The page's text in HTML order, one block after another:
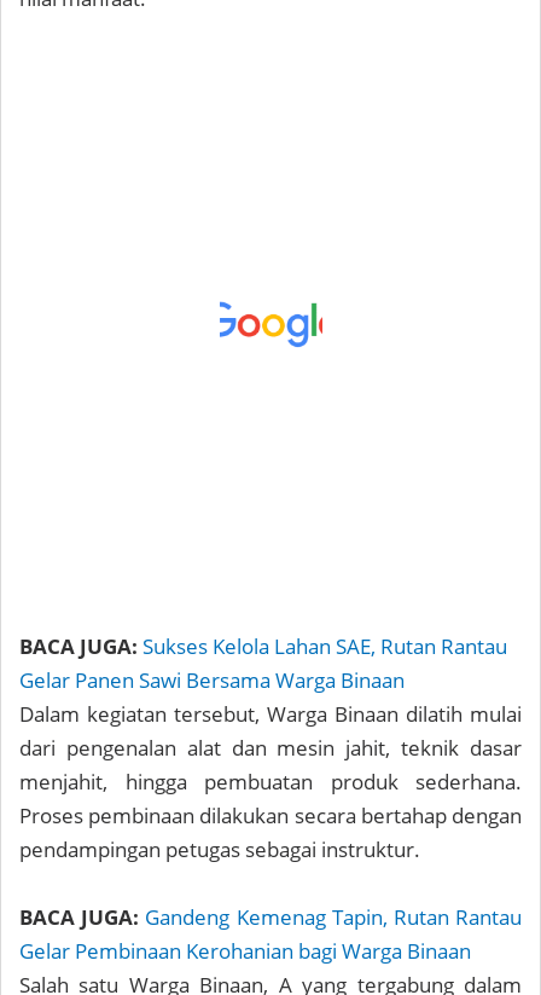
BACA JUGA: Sukses Kelola Lahan SAE, Rutan Rantau
Gelar Panen Sawi Bersama Warga Binaan
Dalam kegiatan tersebut, Warga Binaan dilatih mulai
dari pengenalan alat dan mesin jahit, teknik dasar
menjahit, hingga pembuatan produk sederhana.
Proses pembinaan dilakukan secara bertahap dengan
pendampingan petugas sebagai instruktur.
BACA JUGA: Gandeng Kemenag Tapin, Rutan Rantau
Gelar Pembinaan Kerohanian bagi Warga Binaan
Salah satu Warga Binaan, A yang tergabung dalam